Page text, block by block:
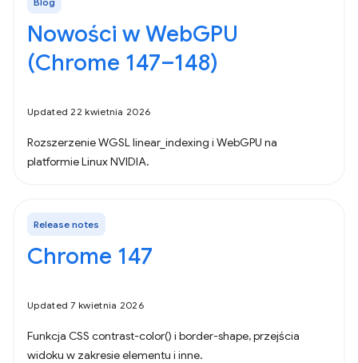
Nowości w WebGPU
(Chrome 147–148)
Updated 22 kwietnia 2026
Rozszerzenie WGSL linear_indexing i WebGPU na
platformie Linux NVIDIA.
Release notes
Chrome 147
Updated 7 kwietnia 2026
Funkcja CSS contrast-color() i border-shape, przejścia
widoku w zakresie elementu i inne.